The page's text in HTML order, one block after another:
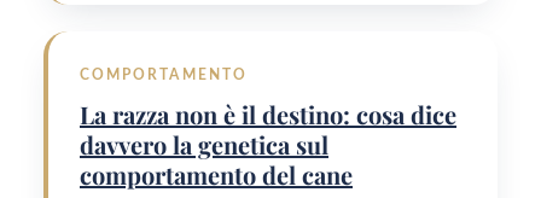
COMPORTAMENTO
La razza non è il destino: cosa dice
davvero la genetica sul
comportamento del cane